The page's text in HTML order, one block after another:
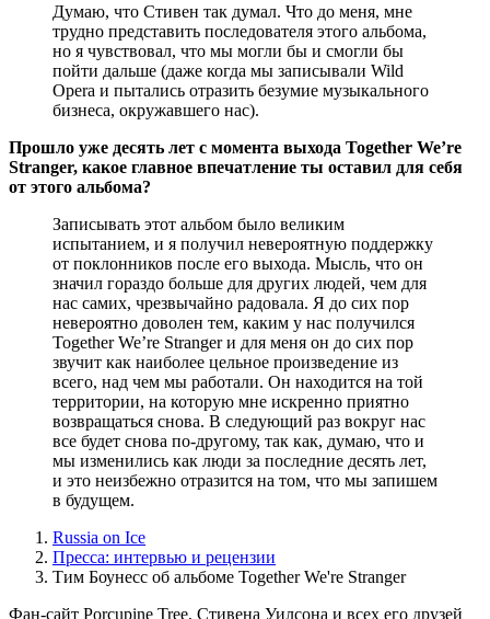
Думаю, что Стивен так думал. Что до меня, мне
трудно представить последователя этого альбома,
но я чувствовал, что мы могли бы и смогли бы
пойти дальше (даже когда мы записывали Wild
Opera и пытались отразить безумие музыкального
бизнеса, окружавшего нас).
Прошло уже десять лет с момента выхода Together We’re
Stranger, какое главное впечатление ты оставил для себя
от этого альбома?
Записывать этот альбом было великим
испытанием, и я получил невероятную поддержку
от поклонников после его выхода. Мысль, что он
значил гораздо больше для других людей, чем для
нас самих, чрезвычайно радовала. Я до сих пор
невероятно доволен тем, каким у нас получился
Together We’re Stranger и для меня он до сих пор
звучит как наиболее цельное произведение из
всего, над чем мы работали. Он находится на той
территории, на которую мне искренно приятно
возвращаться снова. В следующий раз вокруг нас
все будет снова по-другому, так как, думаю, что и
мы изменились как люди за последние десять лет,
и это неизбежно отразится на том, что мы запишем
в будущем.
Russia on Ice
Пресса: интервью и рецензии
Тим Боунесс об альбоме Together We're Stranger
Фан-сайт Porcupine Tree, Стивена Уилсона и всех его друзей